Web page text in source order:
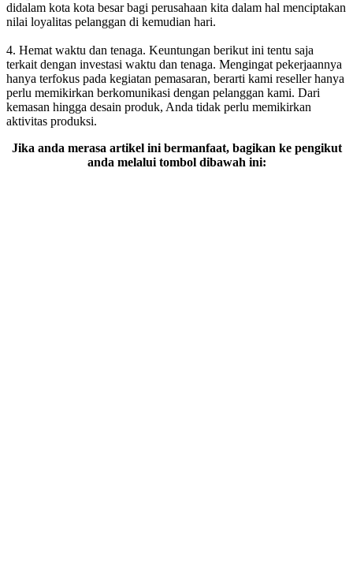
didalam kota kota besar bagi perusahaan kita dalam hal menciptakan
nilai loyalitas pelanggan di kemudian hari.
4. Hemat waktu dan tenaga. Keuntungan berikut ini tentu saja
terkait dengan investasi waktu dan tenaga. Mengingat pekerjaannya
hanya terfokus pada kegiatan pemasaran, berarti kami reseller hanya
perlu memikirkan berkomunikasi dengan pelanggan kami. Dari
kemasan hingga desain produk, Anda tidak perlu memikirkan
aktivitas produksi.
Jika anda merasa artikel ini bermanfaat, bagikan ke pengikut
anda melalui tombol dibawah ini: